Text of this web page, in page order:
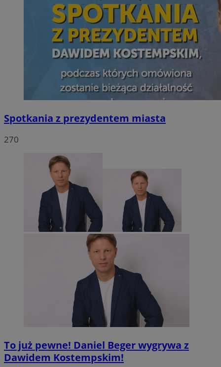
Spotkania z prezydentem miasta
270
To już pewne! Daniel Beger wygrywa z
Dawidem Kostempskim!